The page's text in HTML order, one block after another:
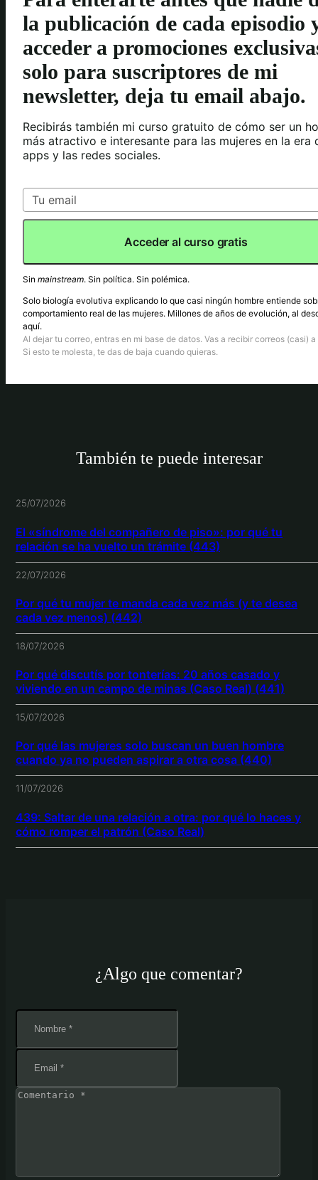
la publicación de cada episodio
acceder a promociones
solo para suscriptores de mi
newsletter, deja tu email abajo.
Recibirás también mi curso gratuito de cómo ser un
más atractivo e interesante para las mujeres en la era
apps y las redes sociales.
Acceder al curso gratis
Sin mainstream. Sin política. Sin polémica.
Solo biología evolutiva explicando lo que casi ningún hombre entiende
comportamiento real de las mujeres. Millones de años de evolución, al
aquí.
Al dejar tu correo, entras en mi base de datos. Vas a recibir correos (casi)
Si esto te molesta, te das de baja cuando quieras.
También te puede interesar
25/07/2026
El «síndrome del compañero de piso»: por qué tu
relación se ha vuelto un trámite (443)
22/07/2026
Por qué tu mujer te manda cada vez más (y te desea
cada vez menos) (442)
18/07/2026
Por qué discutís por tonterías: 20 años casado y
viviendo en un campo de minas (Caso Real) (441)
15/07/2026
Por qué las mujeres solo buscan un buen hombre
cuando ya no pueden aspirar a otra cosa (440)
11/07/2026
439: Saltar de una relación a otra: por qué lo haces y
cómo romper el patrón (Caso Real)
¿Algo que comentar?